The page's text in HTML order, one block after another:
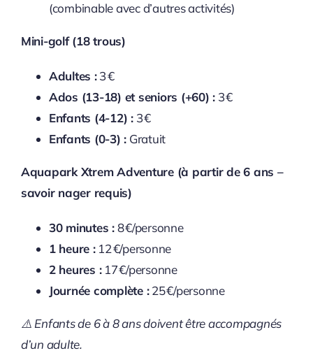
(combinable avec d’autres activités)
Mini-golf (18 trous)
Adultes :3 €
Ados (13-18) et seniors (+60) : 3 €
Enfants (4-12) :3 €
Enfants (0-3) : Gratuit
Aquapark Xtrem Adventure (à partir de 6 ans –
savoir nager requis)
30 minutes :8 €/personne
1 heure :12 €/personne
2 heures :17 €/personne
Journée complète :25 €/personne
⚠️ Enfants de 6 à 8 ans doivent être accompagnés
d’un adulte.